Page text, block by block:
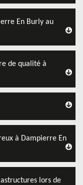
En Burly au
de qualité à
à Dampierre En
lors de